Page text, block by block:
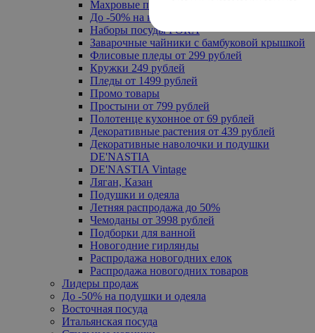
Махровые полотенца
До -50% на ковры
Наборы посуды FORA
Заварочные чайники с бамбуковой крышкой
Флисовые пледы от 299 рублей
Кружки 249 рублей
Пледы от 1499 рублей
Промо товары
Простыни от 799 рублей
Полотенце кухонное от 69 рублей
Декоративные растения от 439 рублей
Декоративные наволочки и подушки
DE'NASTIA
DE'NASTIA Vintage
Ляган, Казан
Подушки и одеяла
Летняя распродажа до 50%
Чемоданы от 3998 рублей
Подборки для ванной
Новогодние гирлянды
Распродажа новогодних елок
Распродажа новогодних товаров
Лидеры продаж
До -50% на подушки и одеяла
Восточная посуда
Итальянская посуда